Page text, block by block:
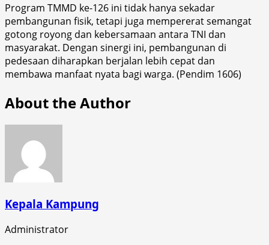
Program TMMD ke-126 ini tidak hanya sekadar
pembangunan fisik, tetapi juga mempererat semangat
gotong royong dan kebersamaan antara TNI dan
masyarakat. Dengan sinergi ini, pembangunan di
pedesaan diharapkan berjalan lebih cepat dan
membawa manfaat nyata bagi warga. (Pendim 1606)
About the Author
Kepala Kampung
Administrator